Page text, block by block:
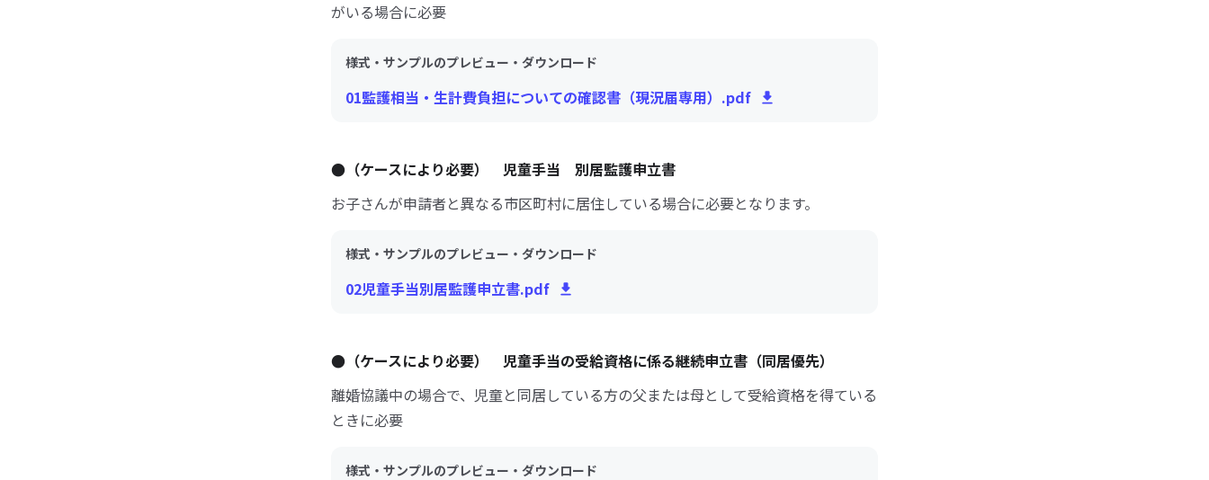
がいる場合に必要
様式・サンプルのプレビュー・ダウンロード
01監護相当・生計費負担についての確認書（現況届専用）.pdf
●（ケースにより必要） 児童手当 別居監護申立書
お子さんが申請者と異なる市区町村に居住している場合に必要となります。
様式・サンプルのプレビュー・ダウンロード
02児童手当別居監護申立書.pdf
●（ケースにより必要） 児童手当の受給資格に係る継続申立書（同居優先）
離婚協議中の場合で、児童と同居している方の父または母として受給資格を得ている
ときに必要
様式・サンプルのプレビュー・ダウンロード